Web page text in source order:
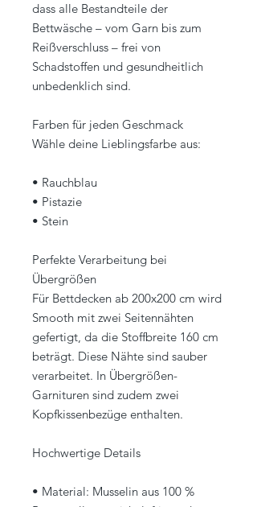
dass alle Bestandteile der
Bettwäsche – vom Garn bis zum
Reißverschluss – frei von
Schadstoffen und gesundheitlich
unbedenklich sind.
Farben für jeden Geschmack
Wähle deine Lieblingsfarbe aus:
• Rauchblau
• Pistazie
• Stein
Perfekte Verarbeitung bei
Übergrößen
Für Bettdecken ab 200x200 cm wird
Smooth mit zwei Seitennähten
gefertigt, da die Stoffbreite 160 cm
beträgt. Diese Nähte sind sauber
verarbeitet. In Übergrößen-
Garnituren sind zudem zwei
Kopfkissenbezüge enthalten.
Hochwertige Details
• Material: Musselin aus 100 %